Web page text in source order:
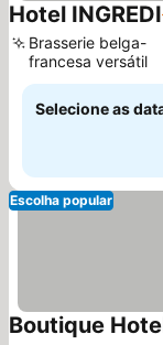
Hotel INGREDI
Brasserie belga-
francesa versátil
Selecione as
Escolha popular
Boutique